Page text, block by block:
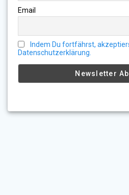
Email
Indem Du fortfährst,
Datenschutzerklärung.